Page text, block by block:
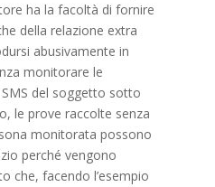
ha la facoltà di fornire
della relazione extra
abusivamente in
monitorare le
del soggetto sotto
le prove raccolte senza
monitorata possono
perché vengono
che, facendo l’esempio